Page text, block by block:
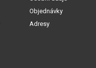
Objednávky
Adresy